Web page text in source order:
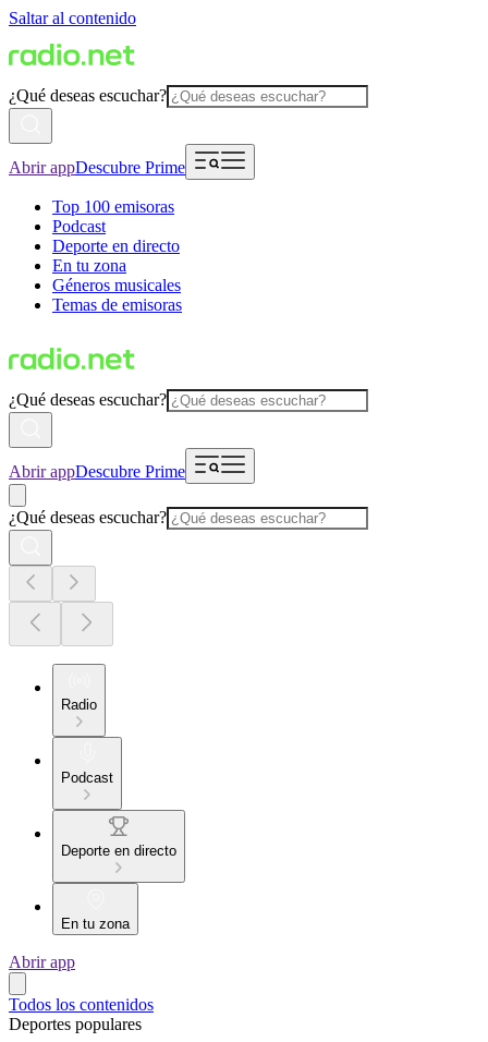
Saltar al contenido
¿Qué deseas escuchar?
Abrir appDescubre Prime
Top 100 emisoras
Podcast
Deporte en directo
En tu zona
Géneros musicales
Temas de emisoras
¿Qué deseas escuchar?
Abrir appDescubre Prime
¿Qué deseas escuchar?
Radio
Podcast
Deporte en directo
En tu zona
Abrir app
Todos los contenidos
Deportes populares